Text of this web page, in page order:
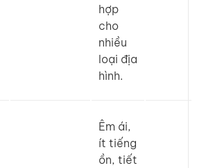
hợp
cho
nhiều
loại địa
hình.
Êm ái,
ít tiếng
ồn, tiết